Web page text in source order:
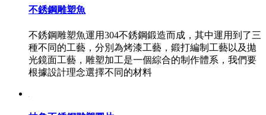
不銹鋼雕塑魚
不銹鋼雕塑魚運用304不銹鋼鍛造而成，其中運用到了三
種不同的工藝，分別為烤漆工藝，鍛打編制工藝以及拋
光鏡面工藝，雕塑加工是一個綜合的制作體系，我們要
根據設計理念選擇不同的材料